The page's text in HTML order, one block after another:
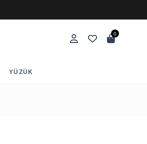
0
YÜZÜK